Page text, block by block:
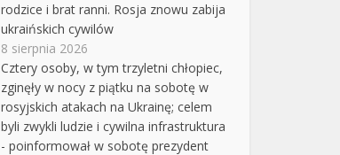
rodzice i brat ranni. Rosja znowu zabija
ukraińskich cywilów
8 sierpnia 2026
Cztery osoby, w tym trzyletni chłopiec,
zginęły w nocy z piątku na sobotę w
rosyjskich atakach na Ukrainę; celem
byli zwykli ludzie i cywilna infrastruktura
- poinformował w sobotę prezydent